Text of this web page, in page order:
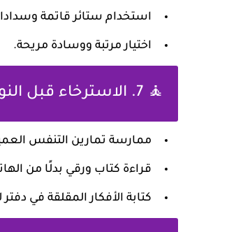
استخدام ستائر قاتمة
اختيار مرتبة ووسادة مريحة.
🧘 7. الاسترخاء قبل النوم
ممارسة تمارين التنفس
قراءة كتاب ورقي بدلًا من
كتابة الأفكار المقلقة في